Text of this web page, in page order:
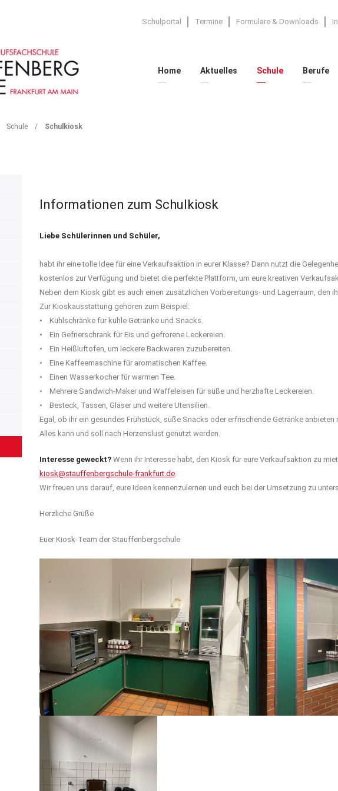
Schulportal Termine Formulare & Downloads
Home Aktuelles Schule Berufe
Schule / Schulkiosk
Informationen zum Schulkiosk
Liebe Schülerinnen und Schüler,
habt ihr eine tolle Idee für eine Verkaufsaktion in eurer Klasse? Dann nutzt die
kostenlos zur Verfügung und bietet die perfekte Plattform, um eure kreativen
Neben dem Kiosk gibt es auch einen zusätzlichen Vorbereitungs- und Lagerraum, den
Zur Kioskausstattung gehören zum Beispiel:
• Kühlschränke für kühle Getränke und Snacks.
• Ein Gefrierschrank für Eis und gefrorene Leckereien.
• Ein Heißluftofen, um leckere Backwaren zuzubereiten.
• Eine Kaffeemaschine für aromatischen Kaffee.
• Einen Wasserkocher für warmen Tee.
• Mehrere Sandwich-Maker und Waffeleisen für süße und herzhafte Leckereien.
• Besteck, Tassen, Gläser und weitere Utensilien.
Egal, ob ihr ein gesundes Frühstück, süße Snacks oder erfrischende Getränke
Alles kann und soll nach Herzenslust genutzt werden.
Interesse geweckt?Wenn ihr Interesse habt, den Kiosk für eure Verkaufsaktion zu
kiosk@stauffenbergschule-frankfurt.de.
Wir freuen uns darauf, eure Ideen kennenzulernen und euch bei der Umsetzung zu
Herzliche Grüße
Euer Kiosk-Team der Stauffenbergschule